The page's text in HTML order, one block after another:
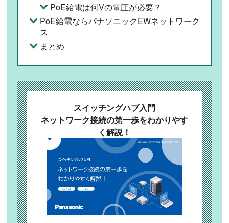
PoE給電は何Vの電圧が必要？
PoE給電ならパナソニックEWネットワーク
ス
まとめ
スイッチングハブ入門
ネットワーク接続の第一歩をわかりやす
く解説！